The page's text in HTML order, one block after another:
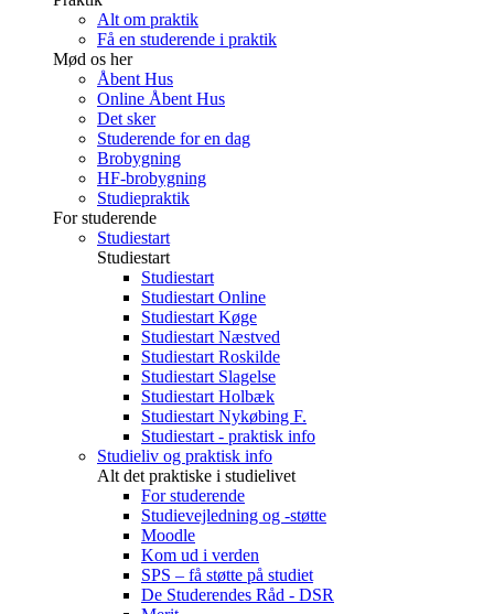
Alt om praktik
Få en studerende i praktik
Mød os her
Åbent Hus
Online Åbent Hus
Det sker
Studerende for en dag
Brobygning
HF-brobygning
Studiepraktik
For studerende
Studiestart
Studiestart
Studiestart
Studiestart Online
Studiestart Køge
Studiestart Næstved
Studiestart Roskilde
Studiestart Slagelse
Studiestart Holbæk
Studiestart Nykøbing F.
Studiestart - praktisk info
Studieliv og praktisk info
Alt det praktiske i studielivet
For studerende
Studievejledning og -støtte
Moodle
Kom ud i verden
SPS – få støtte på studiet
De Studerendes Råd - DSR